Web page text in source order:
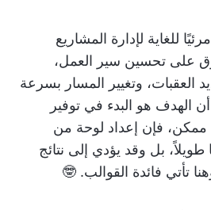
للغاية لإدارة المشاريع
على تحسين سير العمل،
العقبات، وتغيير المسار بسرعة
الهدف هو البدء في توفير
فإن إعداد لوحة من
بل وقد يؤدي إلى نتائج
تأتي فائدة القوالب. 🤓